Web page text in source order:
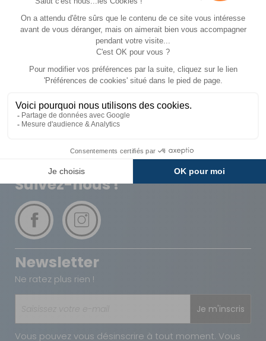
14,90 €
Livraison Paiements
Avantages
Suivez-nous !
Newsletter
Ne ratez plus rien !
Je m'inscris
Vous pouvez vous désinscrire à tout moment. Vous